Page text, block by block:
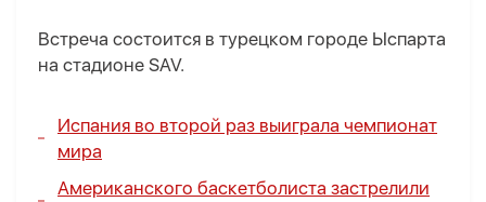
Встреча состоится в турецком городе Ыспарта
на стадионе SAV.
Испания во второй раз выиграла чемпионат
мира
Американского баскетболиста застрелили